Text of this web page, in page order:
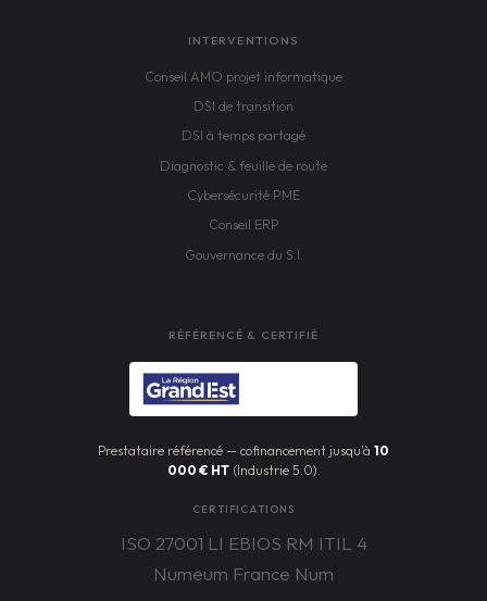
INTERVENTIONS
Conseil AMO projet informatique
DSI de transition
DSI à temps partagé
Diagnostic & feuille de route
Cybersécurité PME
Conseil ERP
Gouvernance du S.I.
RÉFÉRENCÉ & CERTIFIÉ
Prestataire référencé — cofinancement jusqu'à 10
000 € HT(Industrie 5.0).
CERTIFICATIONS
ISO 27001 LI EBIOS RM ITIL 4
Numeum France Num